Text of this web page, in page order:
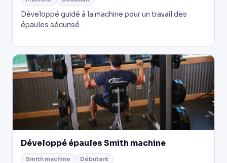
Développé guidé à la machine pour un travail des
épaules sécurisé.
Développé épaules Smith machine
Smith machine Débutant